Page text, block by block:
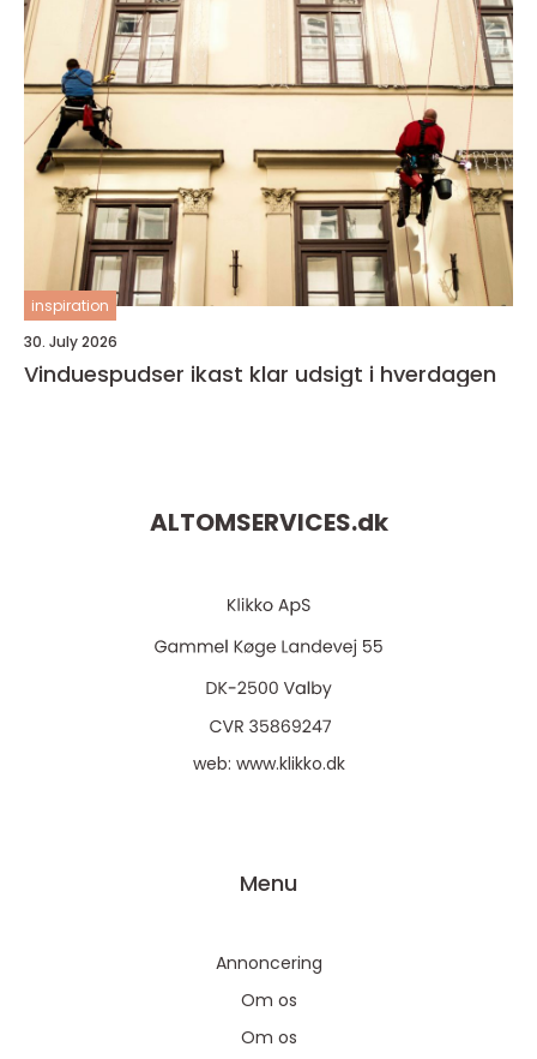
inspiration
30. July 2026
Vinduespudser ikast klar udsigt i hverdagen
ALTOMSERVICES.dk
web: www.klikko.dk
Menu
Annoncering
Om os
Om os